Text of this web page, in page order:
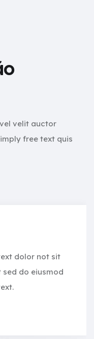
velit auctor
free text quis
dolor not sit
do eiusmod